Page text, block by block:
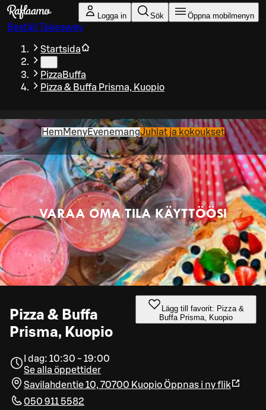
Gå till huvudinnehållet
Logga in Sök Öppna mobilmenyn
Beställ Takeaway
Startsida
PizzaBuffa
Pizza & Buffa Prisma, Kuopio
Hem MenyEvenemangJuhlat ja kokoukset
VARAA OMA TILA KÄYTTÖÖSI
Pizza & Buffa
Prisma, Kuopio
Lägg till favorit: Pizza &
Buffa Prisma, Kuopio
I dag: 10:30 - 19:00
Se alla öppettider
Savilahdentie 10, 70700 KuopioÖppnas i ny flik
050 911 5582